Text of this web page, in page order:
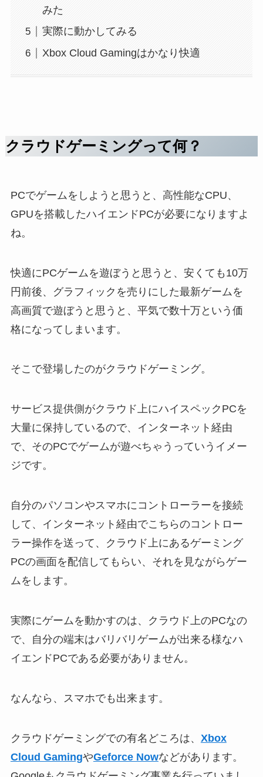
みた
実際に動かしてみる
Xbox Cloud Gamingはかなり快適
クラウドゲーミングって何？
PCでゲームをしようと思うと、高性能なCPU、
GPUを搭載したハイエンドPCが必要になりますよ
ね。
快適にPCゲームを遊ぼうと思うと、安くても10万
円前後、グラフィックを売りにした最新ゲームを
高画質で遊ぼうと思うと、平気で数十万という価
格になってしまいます。
そこで登場したのがクラウドゲーミング。
サービス提供側がクラウド上にハイスペックPCを
大量に保持しているので、インターネット経由
で、そのPCでゲームが遊べちゃうっていうイメー
ジです。
自分のパソコンやスマホにコントローラーを接続
して、インターネット経由でこちらのコントロー
ラー操作を送って、クラウド上にあるゲーミング
PCの画面を配信してもらい、それを見ながらゲー
ムをします。
実際にゲームを動かすのは、クラウド上のPCなの
で、自分の端末はバリバリゲームが出来る様なハ
イエンドPCである必要がありません。
なんなら、スマホでも出来ます。
クラウドゲーミングでの有名どころは、 Xbox
Cloud GamingやGeforce Nowなどがあります。